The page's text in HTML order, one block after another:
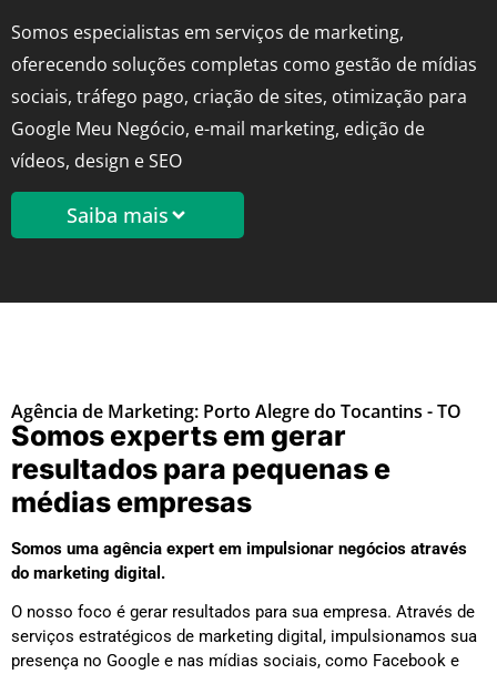
Somos especialistas em serviços de marketing,
oferecendo soluções completas como gestão de mídias
sociais, tráfego pago, criação de sites, otimização para
Google Meu Negócio, e-mail marketing, edição de
vídeos, design e SEO
Saiba mais
Agência de Marketing: Porto Alegre do Tocantins - TO
Somos experts em gerar
resultados para pequenas e
médias empresas
Somos uma agência expert em impulsionar negócios através
do marketing digital.
O nosso foco é gerar resultados para sua empresa. Através de
serviços estratégicos de marketing digital, impulsionamos sua
presença no Google e nas mídias sociais, como Facebook e